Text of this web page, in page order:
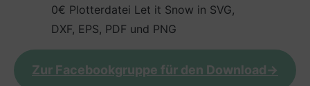
0€ Plotterdatei Let it Snow in SVG,
DXF, EPS, PDF und PNG
Zur Facebookgruppe für den Download->